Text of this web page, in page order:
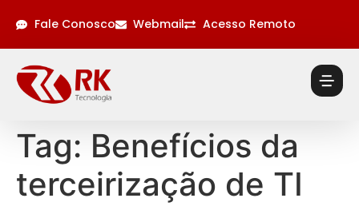
Fale Conosco Webmail Acesso Remoto
Tag: Benefícios da
terceirização de TI